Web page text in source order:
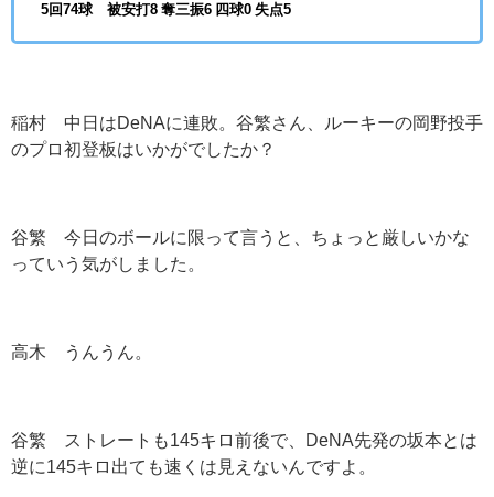
5回74球 被安打8 奪三振6 四球0 失点5
稲村 中日はDeNAに連敗。谷繁さん、ルーキーの岡野投手
のプロ初登板はいかがでしたか？
谷繁 今日のボールに限って言うと、ちょっと厳しいかな
っていう気がしました。
高木 うんうん。
谷繁 ストレートも145キロ前後で、 DeNA先発の坂本とは
逆に145キロ出ても速くは見えないんですよ。